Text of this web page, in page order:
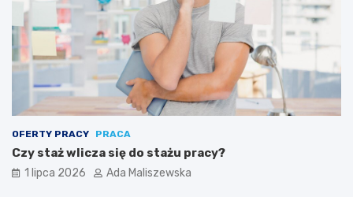
OFERTY PRACY PRACA
Czy staż wlicza się do stażu pracy?
1 lipca 2026 Ada Maliszewska